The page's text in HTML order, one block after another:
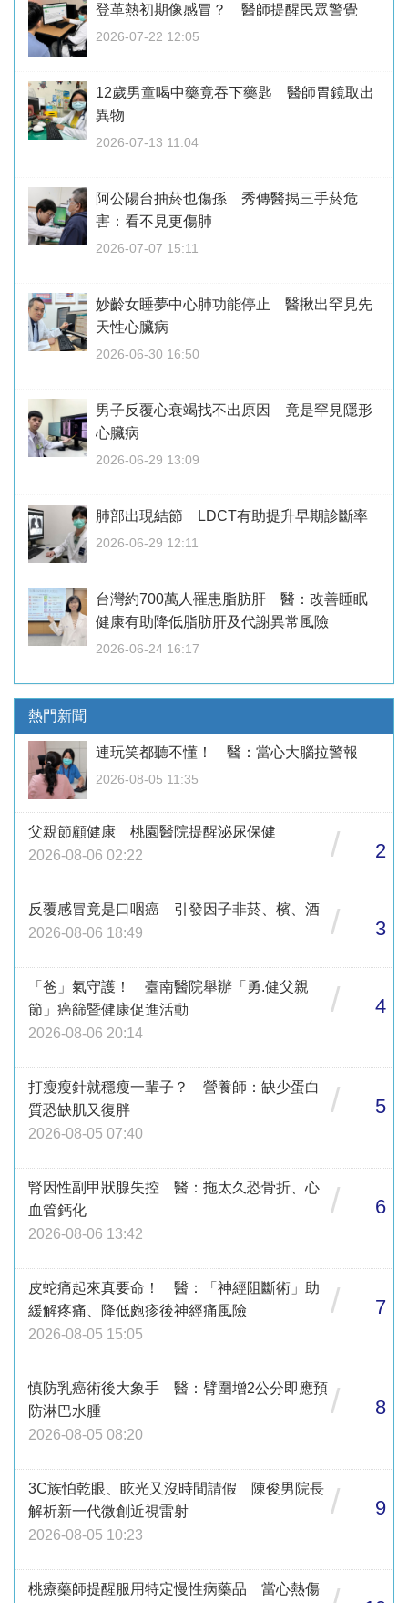
登革熱初期像感冒？ 醫師提醒民眾警覺
2026-07-22 12:05
12歲男童喝中藥竟吞下藥匙 醫師胃鏡取出
異物
2026-07-13 11:04
阿公陽台抽菸也傷孫 秀傳醫揭三手菸危
害：看不見更傷肺
2026-07-07 15:11
妙齡女睡夢中心肺功能停止 醫揪出罕見先
天性心臟病
2026-06-30 16:50
男子反覆心衰竭找不出原因 竟是罕見隱形
心臟病
2026-06-29 13:09
肺部出現結節 LDCT有助提升早期診斷率
2026-06-29 12:11
台灣約700萬人罹患脂肪肝 醫：改善睡眠
健康有助降低脂肪肝及代謝異常風險
2026-06-24 16:17
熱門新聞
連玩笑都聽不懂！ 醫：當心大腦拉警報
2026-08-05 11:35
父親節顧健康 桃園醫院提醒泌尿保健
2026-08-06 02:22
/ 2
反覆感冒竟是口咽癌 引發因子非菸、檳、酒
2026-08-06 18:49
/ 3
「爸」氣守護！ 臺南醫院舉辦「勇.健父親
節」癌篩暨健康促進活動
2026-08-06 20:14
/ 4
打瘦瘦針就穩瘦一輩子？ 營養師：缺少蛋白
質恐缺肌又復胖
2026-08-05 07:40
/ 5
腎因性副甲狀腺失控 醫：拖太久恐骨折、心
血管鈣化
2026-08-06 13:42
/ 6
皮蛇痛起來真要命！ 醫：「神經阻斷術」助
緩解疼痛、降低皰疹後神經痛風險
2026-08-05 15:05
/ 7
慎防乳癌術後大象手 醫：臂圍增2公分即應預
防淋巴水腫
2026-08-05 08:20
/ 8
3C族怕乾眼、眩光又沒時間請假 陳俊男院長
解析新一代微創近視雷射
2026-08-05 10:23
/ 9
桃療藥師提醒服用特定慢性病藥品 當心熱傷